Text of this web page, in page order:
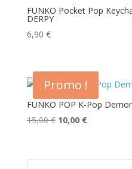
au
plus
FUNKO Pocket Pop
DERPY
6,90 €
Promo !
FUNKO POP K-Pop
15,00€ Le
était :
10,00 €Le
est :